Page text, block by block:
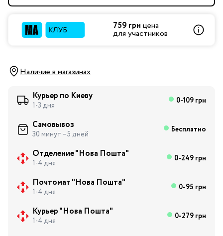
759 грн цена
для участников
Наличие в магазинах
Курьер по Киеву
1-3 дня 0-109 грн
Самовывоз
30 минут – 5 дней Бесплатно
Отделение "Нова Пошта"
1-4 дня 0-249 грн
Почтомат "Нова Пошта"
1-4 дня 0-95 грн
Курьер "Нова Пошта"
1-4 дня 0-279 грн